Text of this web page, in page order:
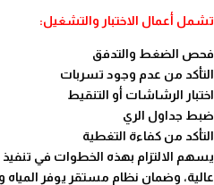
تشمل أعمال الاختبار والتشغيل:
فحص الضغط والتدفق
التأكد من عدم وجود تسربات
اختبار الرشاشات أو التنقيط
ضبط جداول الري
التأكد من كفاءة التغطية
يسهم الالتزام بهذه الخطوات في تنفيذ
عالية، وضمان نظام مستقر يوفر المياه